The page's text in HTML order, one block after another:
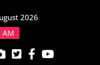
2026
AM